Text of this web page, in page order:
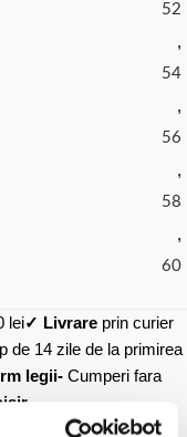
52
,
54
,
56
,
58
,
60
lei✓ Livrare prin curier
de 14 zile de la primirea
legii- Cumperi fara